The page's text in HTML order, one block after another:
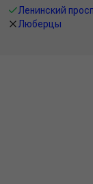
Ленинский
Люберцы